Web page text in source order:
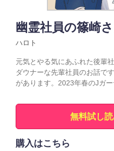
幽霊社員の篠崎
ハロト
元気とやる気にあふれた後輩
ダウナーな先輩社員のお話で
があります。2023年春のJガー
無料試し
購入はこちら